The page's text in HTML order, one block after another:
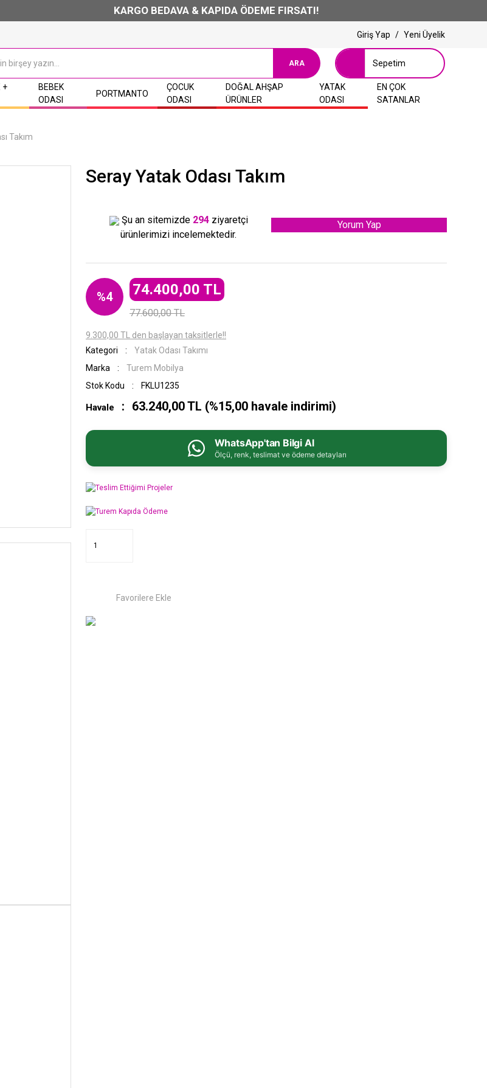
KARGO BEDAVA & KAPIDA ÖDEME FIRSATI!
Giriş Yap / Yeni Üyelik
ARA Sepetim
+
BEBEK
ODASI
PORTMANTO
ÇOCUK
ODASI
DOĞAL AHŞAP
ÜRÜNLER
YATAK
ODASI
EN ÇOK
SATANLAR
Takım
Seray Yatak Odası Takım
Şu an sitemizde 294 ziyaretçi
ürünlerimizi incelemektedir.
Yorum Yap
%4 74.400,00 TL
77.600,00 TL
9.300,00 TL den başlayan taksitlerle!!
Kategori
Yatak Odası Takımı
Marka
Turem Mobilya
Stok Kodu
FKLU1235
Havale 63.240,00 TL (%15,00 havale indirimi)
WhatsApp'tan Bilgi Al
Ölçü, renk, teslimat ve ödeme detayları